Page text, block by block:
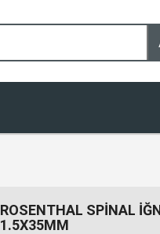
ROSENTHAL SPİNAL
1.5X35MM